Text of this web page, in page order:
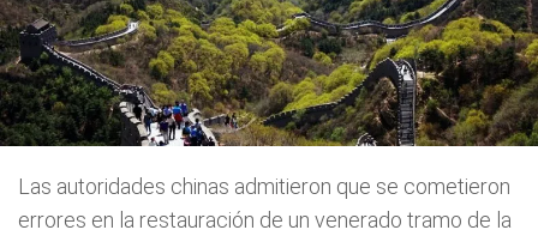
Las autoridades chinas admitieron que se cometieron
errores en la restauración de un venerado tramo de la